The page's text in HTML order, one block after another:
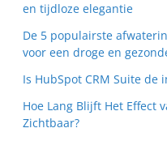
en tijdloze elegantie
De 5 populairste
voor een droge en
Is HubSpot CRM Suite de
Hoe Lang Blijft Het Effect
Zichtbaar?